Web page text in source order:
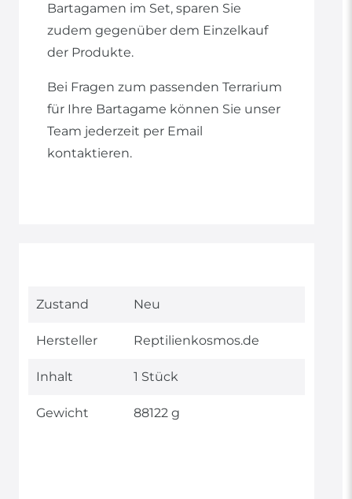
Bartagamen im Set, sparen Sie
zudem gegenüber dem Einzelkauf
der Produkte.
Bei Fragen zum passenden Terrarium
für Ihre Bartagame können Sie unser
Team jederzeit per Email
kontaktieren.
Technisches
Wert
Zustand Neu
Hersteller Reptilienkosmos.de
Inhalt 1 Stück
Gewicht 88122 g